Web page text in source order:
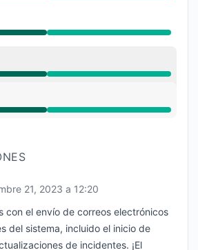
de 12:20 AM a 12:20 PM
de 12:20 AM a 12:20 PM
de 12:20 AM a 12:20 PM
21, 2023 a 12:20
con el envío de correos electrónicos
del sistema, incluido el inicio de
de incidentes. ¡El